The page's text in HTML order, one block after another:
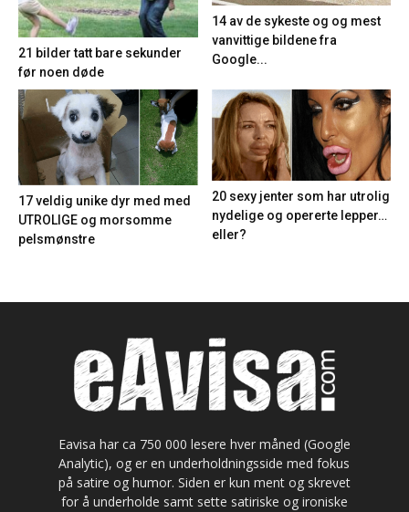
21 bilder tatt bare sekunder
før noen døde
14 av de sykeste og og mest
vanvittige bildene fra
Google...
17 veldig unike dyr med med
UTROLIGE og morsomme
pelsmønstre
20 sexy jenter som har utrolig
nydelige og opererte lepper…
eller?
Eavisa har ca 750 000 lesere hver måned (Google
Analytic), og er en underholdningsside med fokus
på satire og humor. Siden er kun ment og skrevet
for å underholde samt sette satiriske og ironiske